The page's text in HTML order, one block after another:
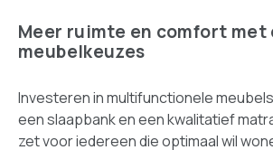
Meer ruimte en comfort met
meubelkeuzes
Investeren in multifunctionele
een slaapbank en een kwalitatief
zet voor iedereen die optimaal wil